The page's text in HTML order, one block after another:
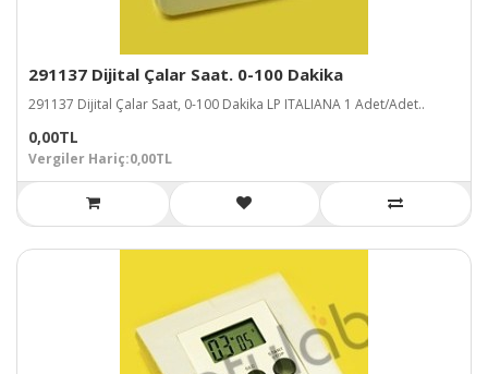
291137 Dijital Çalar Saat. 0-100 Dakika
291137 Dijital Çalar Saat, 0-100 Dakika LP ITALIANA 1 Adet/Adet..
0,00TL
Vergiler Hariç:0,00TL